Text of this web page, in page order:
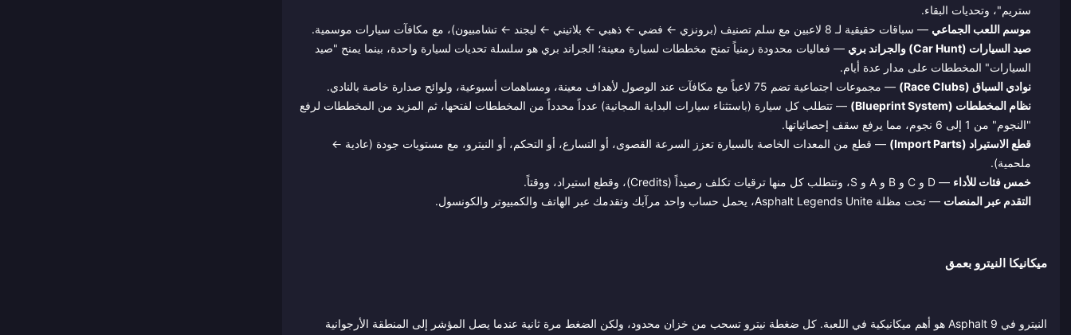
ستريم"، وتحديات البقاء.
موسم اللعب الجماعي — سباقات حقيقية لـ 8 لاعبين مع سلم تصنيف (برونزي ← فضي ← ذهبي ← بلاتيني ← ليجند ← تشامبيون)، مع مكافآت سيارات موسمية.
صيد السيارات (Car Hunt) والجراند بري
— فعاليات محدودة زمنياً تمنح مخططات لسيارة معينة؛ الجراند بري هو سلسلة تحديات لسيارة واحدة، بينما يمنح "صيد
السيارات" المخططات على مدار عدة أيام.
نوادي السباق (Race Clubs)
— مجموعات اجتماعية تضم 75 لاعباً مع مكافآت عند الوصول لأهداف معينة، ومساهمات أسبوعية، ولوائح صدارة خاصة بالنادي.
نظام المخططات (Blueprint System)
— تتطلب كل سيارة (باستثناء سيارات البداية المجانية) عدداً محدداً من المخططات لفتحها، ثم المزيد من المخططات لرفع
"النجوم" من 1 إلى 6 نجوم، مما يرفع سقف إحصائياتها.
قطع الاستيراد (Import Parts)
— قطع من المعدات الخاصة بالسيارة تعزز السرعة القصوى، أو التسارع، أو التحكم، أو النيترو، مع مستويات جودة (عادية ←
ملحمية).
خمس فئات للأداء — D و C و B و A و S، وتتطلب كل منها ترقيات تكلف رصيداً (Credits)، وقطع استيراد، ووقتاً.
التقدم عبر المنصات — تحت مظلة Asphalt Legends Unite، يحمل حساب واحد مرآبك وتقدمك عبر الهاتف والكمبيوتر والكونسول.
ميكانيكا النيترو بعمق
النيترو في Asphalt 9 هو أهم ميكانيكية في اللعبة. كل ضغطة نيترو تسحب من خزان محدود، ولكن الضغط مرة ثانية عندما يصل المؤشر إلى المنطقة الأرجوانية